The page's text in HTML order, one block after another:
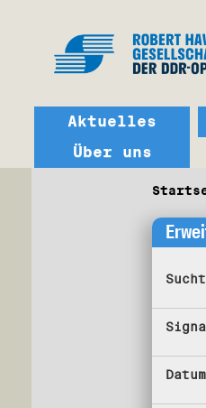
Aktuelles
Über uns